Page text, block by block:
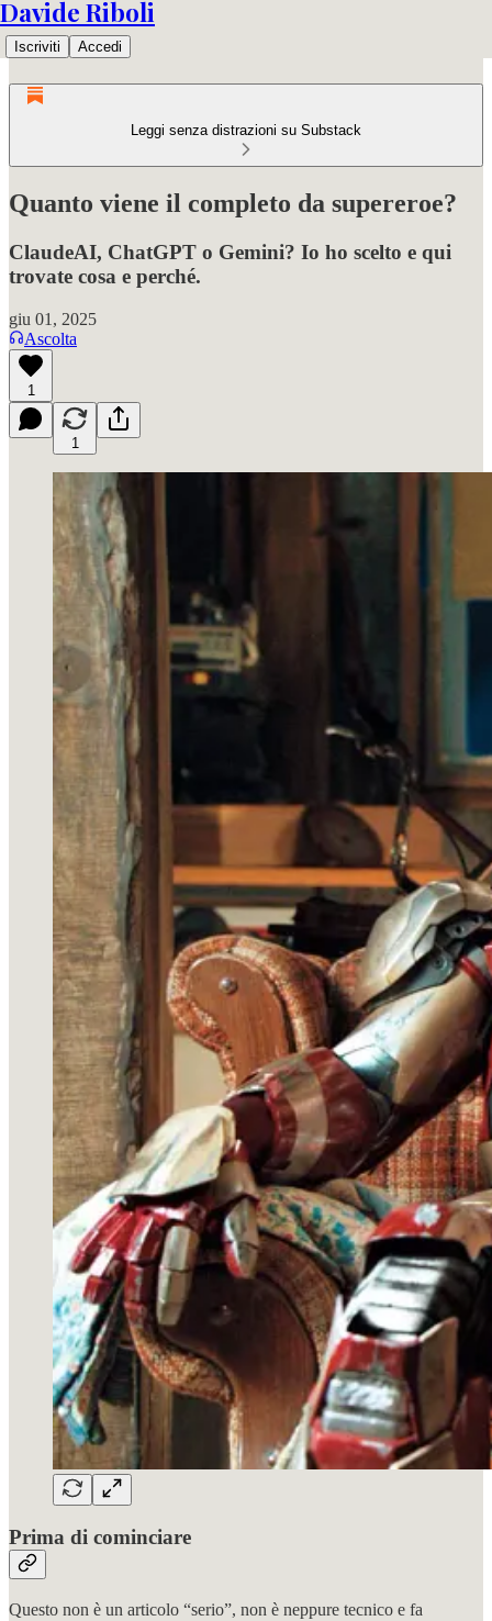
Davide Riboli
Iscriviti Accedi
Leggi senza distrazioni su Substack
Quanto viene il completo da supereroe?
ClaudeAI, ChatGPT o Gemini? Io ho scelto e qui
trovate cosa e perché.
giu 01, 2025
Ascolta
1
1
Prima di cominciare
Questo non è un articolo “serio”, non è neppure tecnico e fa